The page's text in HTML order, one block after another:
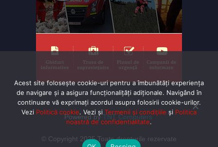
Powered byTNT Computers
© Copyright 2025 Toate drepturile rezervate
Acest site folosește cookie-uri pentru a îmbunătăți experiența
de navigare și a asigura funcționalițăți adiționale. Navigând în
continuare vă exprimaţi acordul asupra folosirii cookie-urilor.
Vezi Politică cookie. Vezi și Termenii și condițiile și Politica
noastră de confidentialitate.